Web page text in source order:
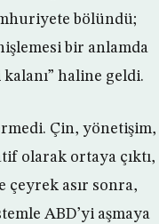
bölündü;
bir anlamda
haline geldi.
Çin, yönetişim,
olarak ortaya çıktı,
çeyrek asır sonra,
ABD’yi aşmaya